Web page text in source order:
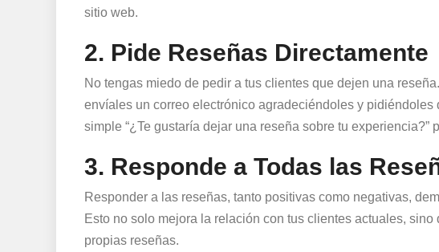
sitio web.
2. Pide Reseñas Directamente
No tengas miedo de pedir a tus clientes que dejen una
envíales un correo electrónico agradeciéndoles y
simple “¿Te gustaría dejar una reseña sobre tu experiencia?”
3. Responde a Todas las
Responder a las reseñas, tanto positivas como negativas,
Esto no solo mejora la relación con tus clientes actuales,
propias reseñas.